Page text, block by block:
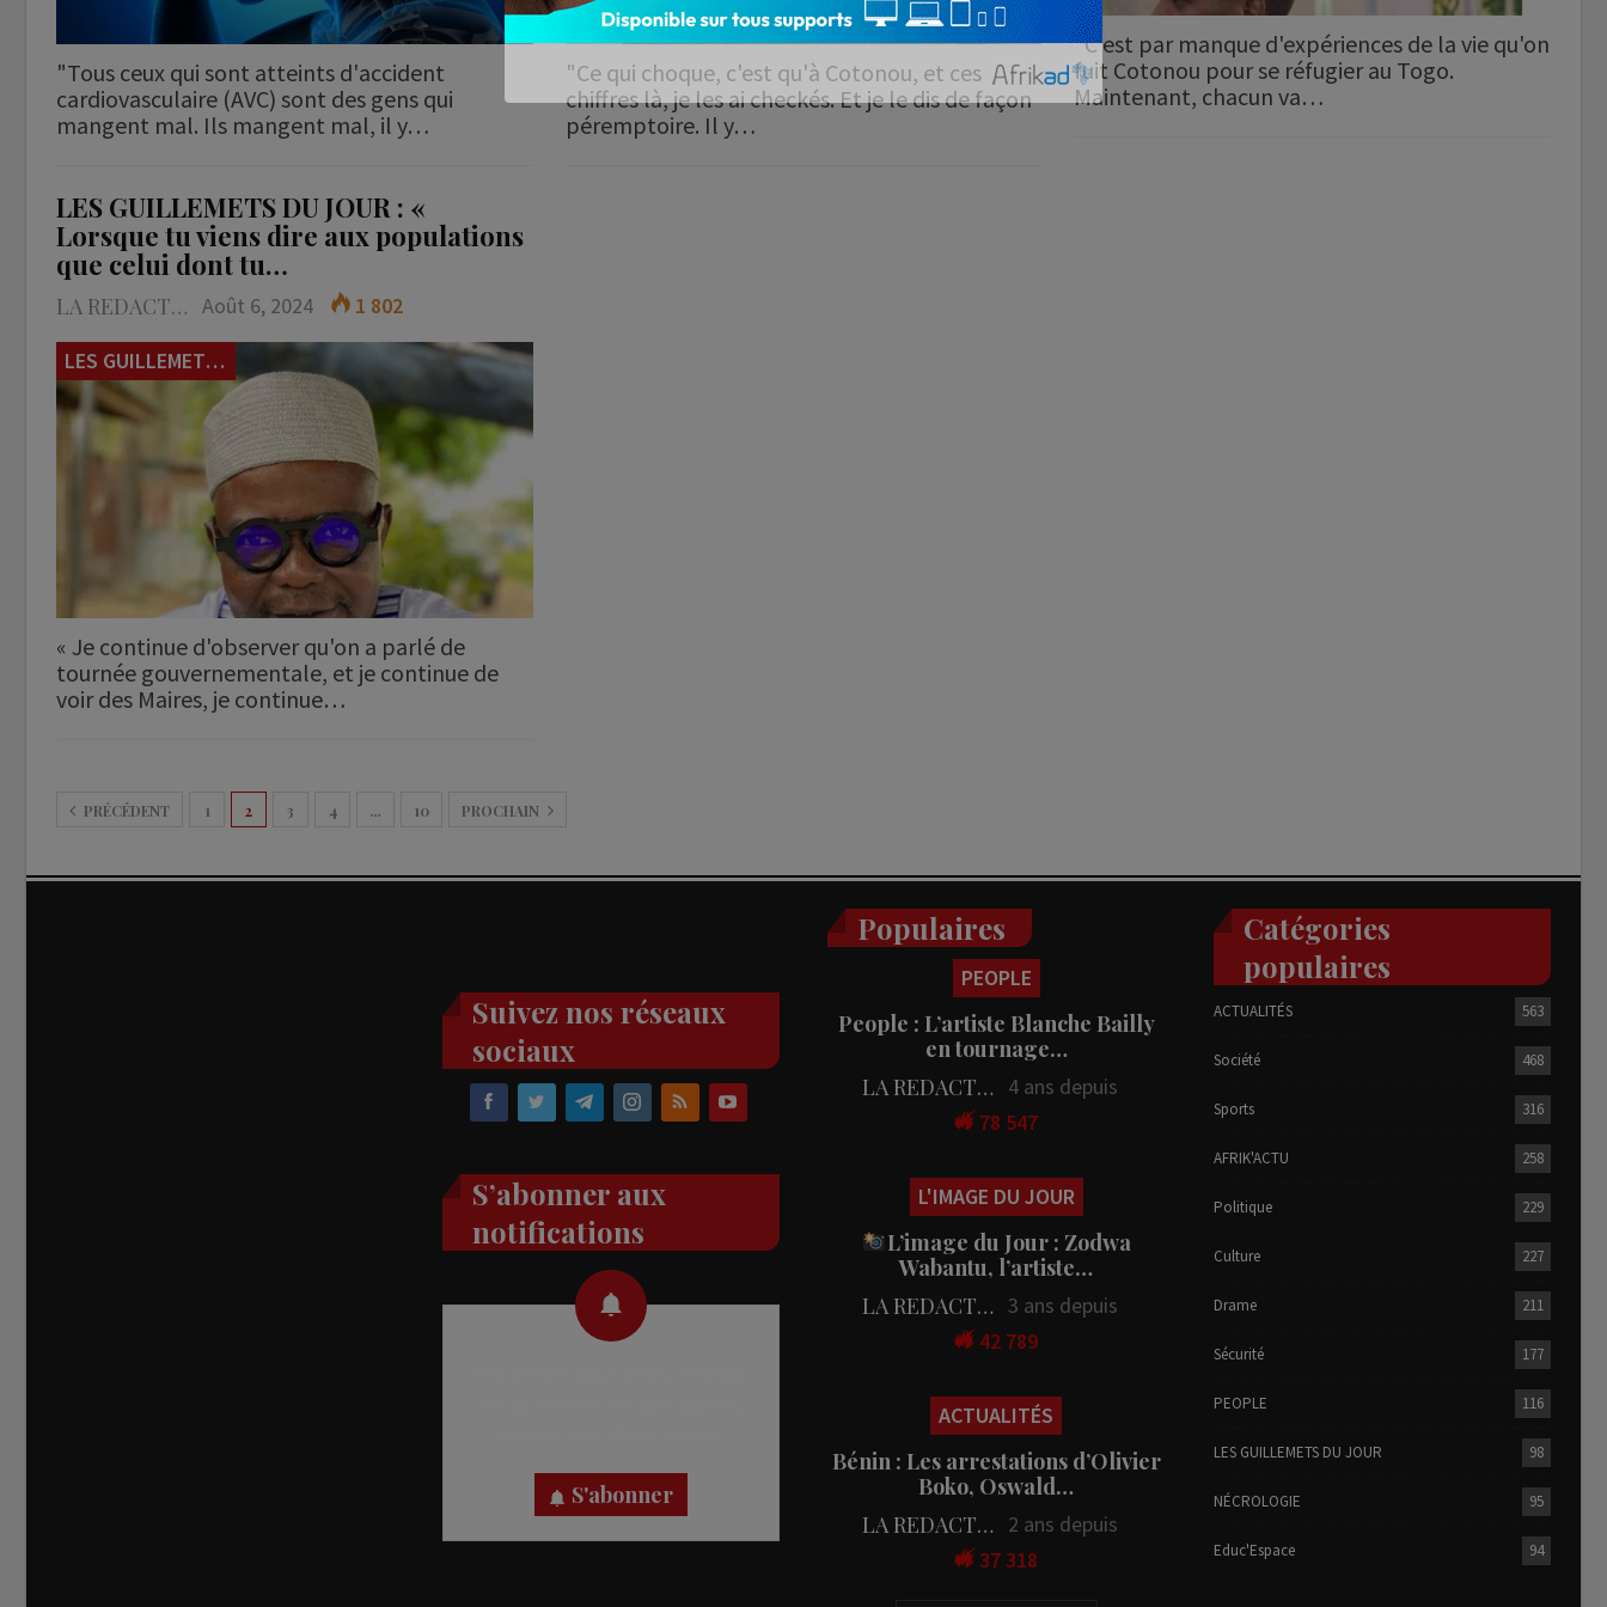
"Tous ceux qui sont atteints d'accident
cardiovasculaire (AVC) sont des gens qui
mangent mal. Ils mangent mal, il y…
"Ce qui choque, c'est qu'à Cotonou, et ces
chiffres là, je les ai checkés. Et je le dis de façon
péremptoire. Il y…
"C'est par manque d'expériences de la vie qu'on
fuit Cotonou pour se réfugier au Togo.
Maintenant, chacun va…
LES GUILLEMETS DU JOUR : «
Lorsque tu viens dire aux populations
que celui dont tu…
LA REDACTION Août 6, 2024
1 802
LES GUILLEMETS DU JOUR
« Je continue d'observer qu'on a parlé de
tournée gouvernementale, et je continue de
voir des Maires, je continue…
PRÉCÉDENT 1 2 3 4 … 10 PROCHAIN
Suivez nos réseaux
sociaux
S’abonner aux
notifications
S'abonner
Populaires
PEOPLE
People : L’artiste Blanche Bailly
en tournage…
LA REDACTION
4 ans depuis
78 547
L'IMAGE DU JOUR
L’image du Jour : Zodwa
Wabantu, l’artiste…
LA REDACTION 3 ans depuis
42 789
ACTUALITÉS
Bénin : Les arrestations d’Olivier
Boko, Oswald…
LA REDACTION
2 ans depuis
37 318
Catégories
populaires
ACTUALITÉS 563
Société 468
Sports 316
AFRIK'ACTU 258
Politique 229
Culture 227
Drame 211
Sécurité 177
PEOPLE 116
LES GUILLEMETS DU JOUR 98
NÉCROLOGIE 95
Educ'Espace 94